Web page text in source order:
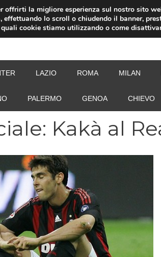
LAZIO ROMA MILAN
PALERMO GENOA CHIEVO
Kakà al
offrirti la migliore esperienza sul nostro sito
effettuando lo scroll o chiudendo il banner,
cookie stiamo utilizzando o come